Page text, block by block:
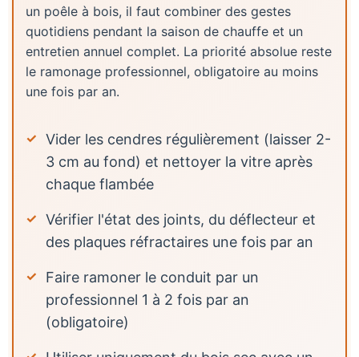
un poêle à bois, il faut combiner des gestes
quotidiens pendant la saison de chauffe et un
entretien annuel complet. La priorité absolue reste
le ramonage professionnel, obligatoire au moins
une fois par an.
Vider les cendres régulièrement (laisser 2-
3 cm au fond) et nettoyer la vitre après
chaque flambée
Vérifier l'état des joints, du déflecteur et
des plaques réfractaires une fois par an
Faire ramoner le conduit par un
professionnel 1 à 2 fois par an
(obligatoire)